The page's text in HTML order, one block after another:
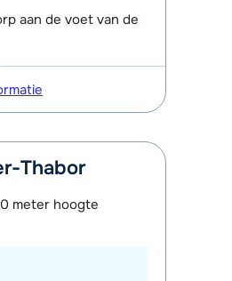
aan de voet van de
Thabor
meter hoogte